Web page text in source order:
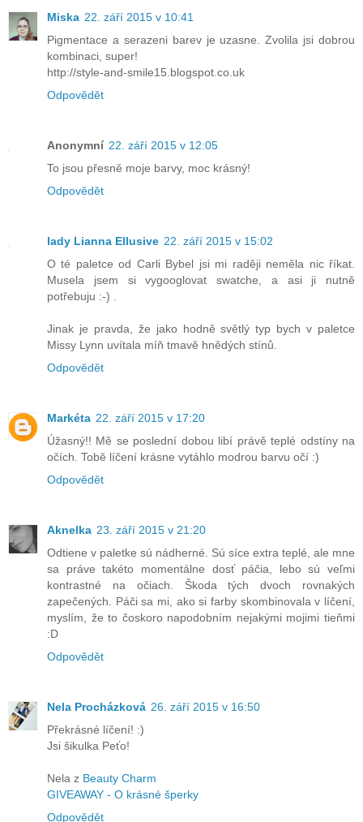
Miska 22. září 2015 v 10:41
Pigmentace a serazeni barev je uzasne. Zvolila jsi dobrou
kombinaci, super!
http://style-and-smile15.blogspot.co.uk
Odpovědět
Anonymní 22. září 2015 v 12:05
To jsou přesně moje barvy, moc krásný!
Odpovědět
lady Lianna Ellusive 22. září 2015 v 15:02
O té paletce od Carli Bybel jsi mi raději neměla nic říkat.
Musela jsem si vygooglovat swatche, a asi ji nutně
potřebuju :-) .
Jinak je pravda, že jako hodně světlý typ bych v paletce
Missy Lynn uvítala míň tmavě hnědých stínů.
Odpovědět
Markéta 22. září 2015 v 17:20
Úžasný!! Mě se poslední dobou libí právě teplé odstíny na
očích. Tobě líčení krásne vytáhlo modrou barvu očí :)
Odpovědět
Aknelka 23. září 2015 v 21:20
Odtiene v paletke sú nádherné. Sú síce extra teplé, ale mne
sa práve takéto momentálne dosť páčia, lebo sú veľmi
kontrastné na očiach. Škoda tých dvoch rovnakých
zapečených. Páči sa mi, ako si farby skombinovala v líčení,
myslím, že to čoskoro napodobním nejakými mojimi tieňmi
:D
Odpovědět
Nela Procházková 26. září 2015 v 16:50
Překrásné líčení! :)
Jsi šikulka Peťo!
Nela z Beauty Charm
GIVEAWAY - O krásné šperky
Odpovědět